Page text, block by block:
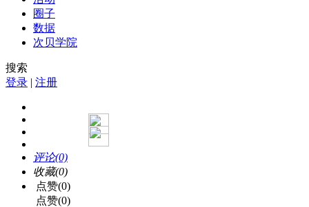
圈子
数据
次贝学院
搜索
登录 | 注册
评论(0)
收藏(0)
点赞(0)
点赞(0)